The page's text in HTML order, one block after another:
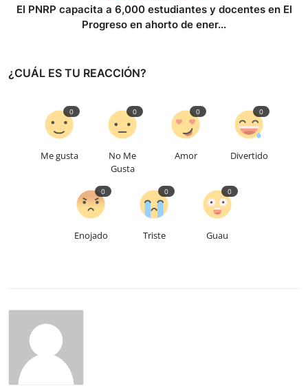
El PNRP capacita a 6,000 estudiantes y docentes en El
Progreso en ahorto de ener...
¿CUÁL ES TU REACCIÓN?
Me gusta
0
No Me
Gusta
0
Amor
0
Divertido
0
Enojado
0
Triste
0
Guau
0